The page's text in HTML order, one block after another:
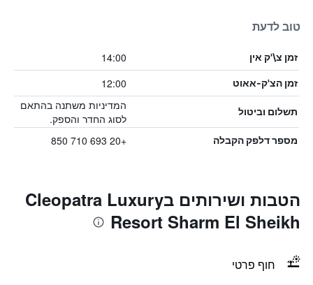
טוב לדעת
זמן צ\'ק אין 14:00
זמן הצ'ק-אאוט 12:00
תשלום וביטול
המדיניות משתנה בהתאם
לסוג החדר והספק.
מספר דלפק הקבלה +20 693 710 850
הטבות ושירותים בCleopatra Luxury
Resort Sharm El Sheikh
חוף פרטי